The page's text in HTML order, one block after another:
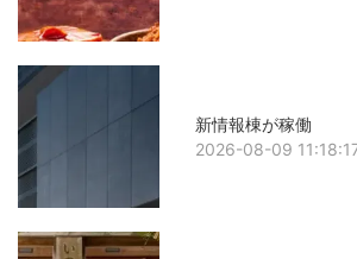
新情報棟が稼働
2026-08-09